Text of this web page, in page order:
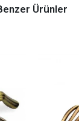
Ürünler